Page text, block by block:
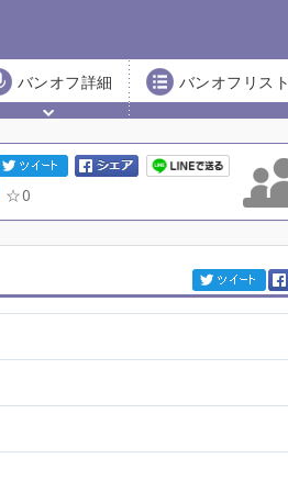
バンオフ詳細 バンオフリスト
0